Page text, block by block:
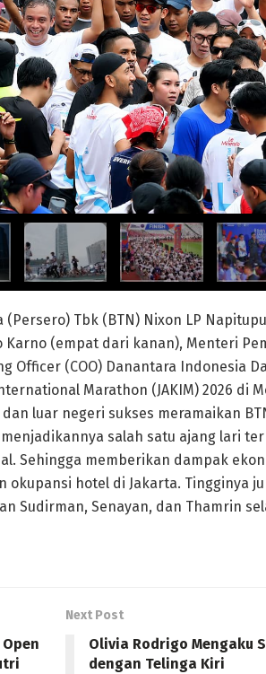
(Persero) Tbk (BTN) Nixon LP
Karno (empat dari kanan), Menteri
Officer (COO) Danantara Indonesia
Marathon (JAKIM) 2026 di
luar negeri sukses meramaikan
salah satu ajang lari
Sehingga memberikan dampak
okupansi hotel di Jakarta. Tingginya
Sudirman, Senayan, dan Thamrin
Next Post
Olivia Rodrigo Mengaku
dengan Telinga Kiri